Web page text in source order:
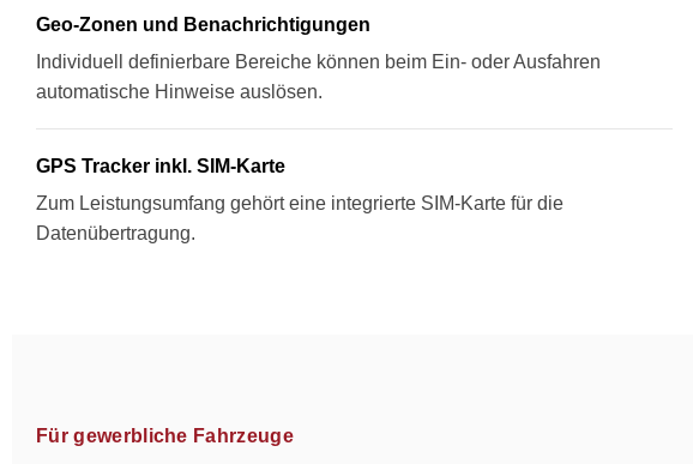
Geo-Zonen und Benachrichtigungen
Individuell definierbare Bereiche können beim Ein- oder Ausfahren
automatische Hinweise auslösen.
GPS Tracker inkl. SIM-Karte
Zum Leistungsumfang gehört eine integrierte SIM-Karte für die
Datenübertragung.
Für gewerbliche Fahrzeuge